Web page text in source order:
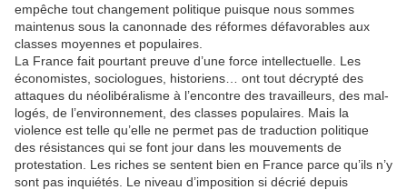
empêche tout changement politique puisque nous sommes
maintenus sous la canonnade des réformes défavorables aux
classes moyennes et populaires.
La France fait pourtant preuve d’une force intellectuelle. Les
économistes, sociologues, historiens… ont tout décrypté des
attaques du néolibéralisme à l’encontre des travailleurs, des mal-
logés, de l’environnement, des classes populaires. Mais la
violence est telle qu’elle ne permet pas de traduction politique
des résistances qui se font jour dans les mouvements de
protestation. Les riches se sentent bien en France parce qu’ils n’y
sont pas inquiétés. Le niveau d’imposition si décrié depuis